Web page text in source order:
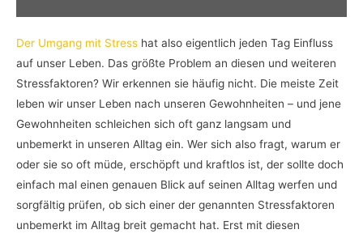
Der Umgang mit Stress hat also eigentlich jeden Tag Einfluss
auf unser Leben. Das größte Problem an diesen und weiteren
Stressfaktoren? Wir erkennen sie häufig nicht. Die meiste Zeit
leben wir unser Leben nach unseren Gewohnheiten – und jene
Gewohnheiten schleichen sich oft ganz langsam und
unbemerkt in unseren Alltag ein. Wer sich also fragt, warum er
oder sie so oft müde, erschöpft und kraftlos ist, der sollte doch
einfach mal einen genauen Blick auf seinen Alltag werfen und
sorgfältig prüfen, ob sich einer der genannten Stressfaktoren
unbemerkt im Alltag breit gemacht hat. Erst mit diesen